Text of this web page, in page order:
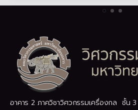
อาคาร 2 ภาควิชาวิศวกรรมเครื่องกล ชั้น 3